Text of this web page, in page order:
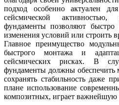
подход особенно актуален
сейсмической
фундаменты позволяют быстро
изменения условий или строить
Главное преимущество
быстрого монтажа и
сейсмических рисках. В
фундаменты должны
сохранять стабильность даже
плане использование
композитных, играет важнейшую